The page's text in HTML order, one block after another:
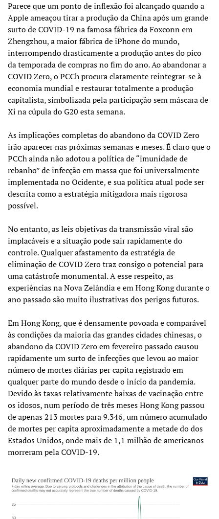
Parece que um ponto de inflexão foi alcançado quando a
Apple ameaçou tirar a produção da China após um grande
surto de COVID-19 na famosa fábrica da Foxconn em
Zhengzhou, a maior fábrica de iPhone do mundo,
interrompendo drasticamente a produção antes do pico
da temporada de compras no fim do ano. Ao abandonar a
COVID Zero, o PCCh procura claramente reintegrar-se à
economia mundial e restaurar totalmente a produção
capitalista, simbolizada pela participação sem máscara de
Xi na cúpula do G20 esta semana.
As implicações completas do abandono da COVID Zero
irão aparecer nas próximas semanas e meses. É claro que o
PCCh ainda não adotou a política de “imunidade de
rebanho” de infecção em massa que foi universalmente
implementada no Ocidente, e sua política atual pode ser
descrita como a estratégia mitigadora mais rigorosa
possível.
No entanto, as leis objetivas da transmissão viral são
implacáveis e a situação pode sair rapidamente do
controle. Qualquer afastamento da estratégia de
eliminação de COVID Zero traz consigo o potencial para
uma catástrofe monumental. A esse respeito, as
experiências na Nova Zelândia e em Hong Kong durante o
ano passado são muito ilustrativas dos perigos futuros.
Em Hong Kong, que é densamente povoada e comparável
às condições da maioria das grandes cidades chinesas, o
abandono da COVID Zero em fevereiro passado causou
rapidamente um surto de infecções que levou ao maior
número de mortes diárias per capita registrado em
qualquer parte do mundo desde o início da pandemia.
Devido às taxas relativamente baixas de vacinação entre
os idosos, num período de três meses Hong Kong passou
de apenas 213 mortes para 9.346, um número acumulado
de mortes per capita aproximadamente a metade do dos
Estados Unidos, onde mais de 1,1 milhão de americanos
morreram pela COVID-19.